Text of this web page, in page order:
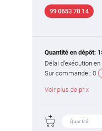
99 0653 70 14
Quantité en dépôt:
Délai d'exécution en
Sur commande : 0
Voir plus de prix